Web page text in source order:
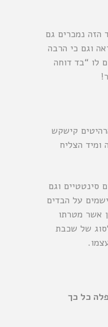
הזה נמכרים גם
וגם כי הרבה
לו “בד דוחה
קישקש
הצליח
סינטטיים וגם
על הבדים
אשר מטרתו
של שכבת
כל כך